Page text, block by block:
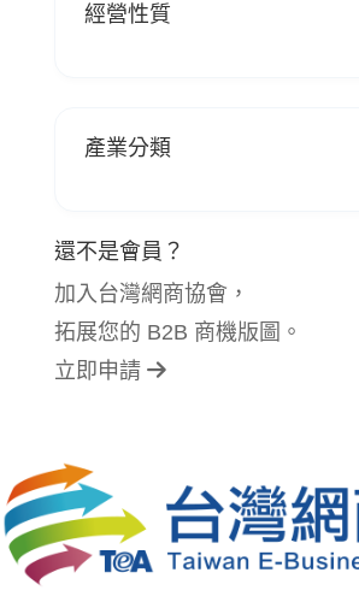
經營性質
產業分類
還不是會員？
加入台灣網商協會，
拓展您的 B2B 商機版圖。
立即申請